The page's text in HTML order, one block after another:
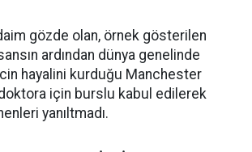
gözde olan, örnek gösterilen
ardından dünya genelinde
hayalini kurduğu Manchester
için burslu kabul edilerek
yanıltmadı.